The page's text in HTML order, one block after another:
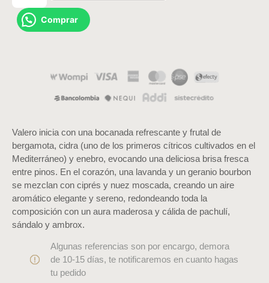
Comprar
Valero inicia con una bocanada refrescante y frutal de
bergamota, cidra (uno de los primeros cítricos cultivados en el
Mediterráneo) y enebro, evocando una deliciosa brisa fresca
entre pinos. En el corazón, una lavanda y un geranio bourbon
se mezclan con ciprés y nuez moscada, creando un aire
aromático elegante y sereno, redondeando toda la
composición con un aura maderosa y cálida de pachulí,
sándalo y ambrox.
Algunas referencias son por encargo, demora
de 10-15 días, te notificaremos en cuanto hagas
tu pedido